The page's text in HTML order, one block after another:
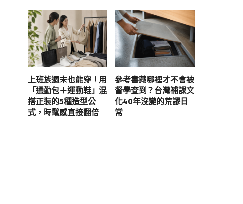
上班族週末也能穿！用
「通勤包＋運動鞋」混
搭正裝的5種造型公
式，時髦感直接翻倍
參考書藏哪裡才不會被
督學查到？台灣補課文
化40年沒變的荒謬日
常